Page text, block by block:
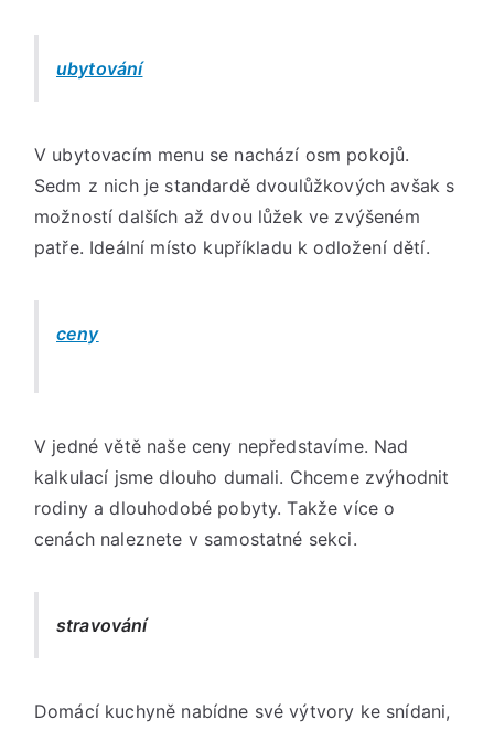
ubytování
V ubytovacím menu se nachází osm pokojů.
Sedm z nich je standardě dvoulůžkových avšak s
možností dalších až dvou lůžek ve zvýšeném
patře. Ideální místo kupříkladu k odložení dětí.
ceny
V jedné větě naše ceny nepředstavíme. Nad
kalkulací jsme dlouho dumali. Chceme zvýhodnit
rodiny a dlouhodobé pobyty. Takže více o
cenách naleznete v samostatné sekci.
stravování
Domácí kuchyně nabídne své výtvory ke snídani,